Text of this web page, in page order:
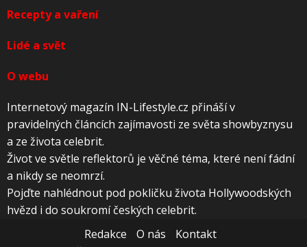
Recepty a vaření
Lidé a svět
O webu
Internetový magazín IN-Lifestyle.cz přináší v
pravidelných článcích zajímavosti ze světa showbyznysu
a ze života celebrit.
Život ve světle reflektorů je věčné téma, které není fádní
a nikdy se neomrzí.
Pojďte nahlédnout pod pokličku života Hollywoodských
hvězd i do soukromí českých celebrit.
Redakce
O nás
Kontakt